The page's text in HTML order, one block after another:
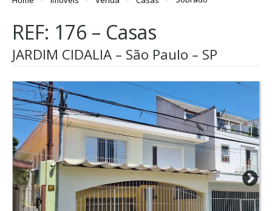
REF: 176 – Casas
JARDIM CIDALIA – São Paulo – SP